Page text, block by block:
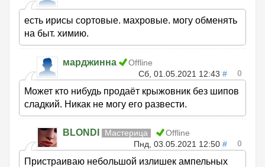
есть ирисы сортовые. махровые. могу обменять
на быт. химию.
марджинна
Offline
Сб, 01.05.2021 12:43 # 0
Может кто нибудь продаёт крыжовник без шипов
сладкий. Никак не могу его развести.
BLONDI Мастерица
Offline
Пнд, 03.05.2021 12:50 # 0
Пристраиваю небольшой излишек ампельных